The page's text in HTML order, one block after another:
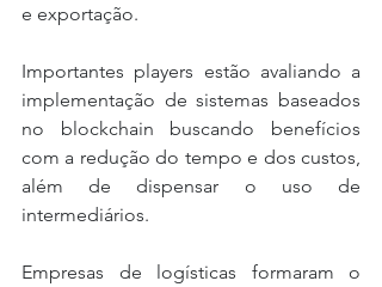
e exportação.
Importantes players estão avaliando a
implementação de sistemas baseados
no blockchain buscando benefícios
com a redução do tempo e dos custos,
além de dispensar o uso de
intermediários.
Empresas de logísticas formaram o